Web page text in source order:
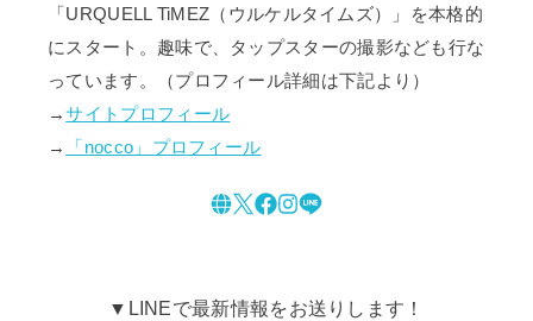
「URQUELL TiMEZ（ウルケルタイムズ）」を本格的
にスタート。趣味で、タップスターの撮影なども行な
っています。（プロフィール詳細は下記より）
→サイトプロフィール
→
「nocco」プロフィール
▼LINEで最新情報をお送りします！